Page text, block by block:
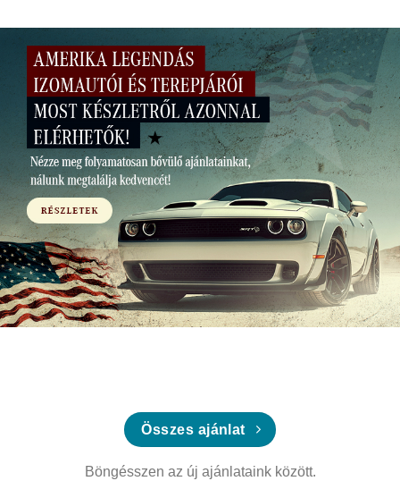
Összes ajánlat
Böngésszen az új ajánlataink között.